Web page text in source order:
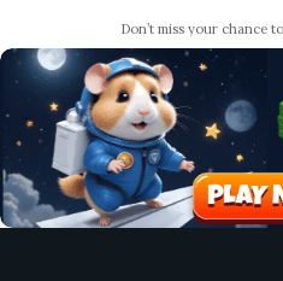
Don’t miss your chance